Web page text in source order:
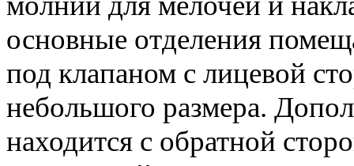
основные отделения
под клапаном с лицевой
небольшого размера.
находится с обратной